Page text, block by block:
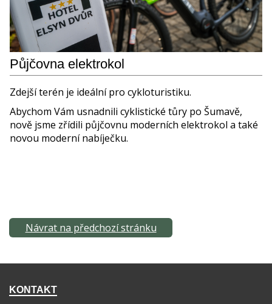
Volný čas
Kontakt
Půjčovna elektrokol
Zdejší terén je ideální pro cykloturistiku.
Abychom Vám usnadnili cyklistické tůry po Šumavě,
nově jsme zřídili půjčovnu moderních elektrokol a také
novou moderní nabíječku.
Návrat na předchozí stránku
KONTAKT